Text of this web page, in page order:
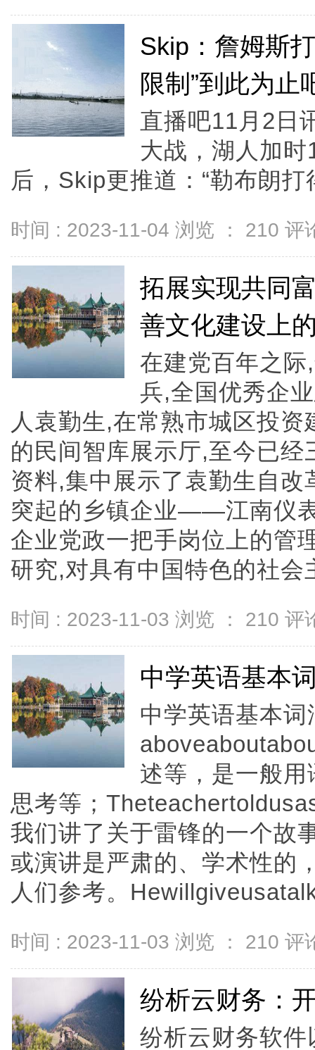
Skip：詹姆斯
限制”到此为止
直播吧11月2日
大战，湖人加
后，Skip更推道：“勒布朗打
时间 : 2023-11-04 浏览 ： 210 评
拓展实现共同
善文化建设上
在建党百年之
兵,全国优秀企
人袁勤生,在常熟市城区投
的民间智库展示厅,至今已
资料,集中展示了袁勤生自
突起的乡镇企业——江南仪
企业党政一把手岗位上的管
研究,对具有中国特色的社会
时间 : 2023-11-03 浏览 ： 210 评
中学英语基本
中学英语基本
述等，是一般
思考等；
我们讲了关于雷锋的一个故
或演讲是严肃的、学术性的
人们参考。
时间 : 2023-11-03 浏览 ： 210 评
纷析云财务：
纷析云财务软